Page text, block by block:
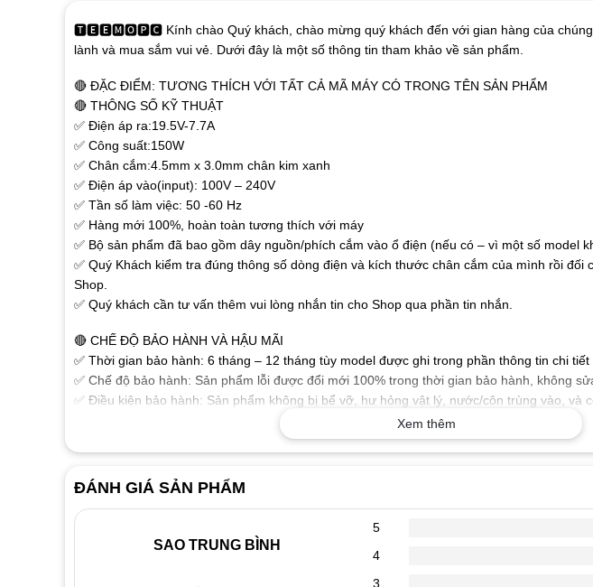
🆃🅴🅴🅼🅾🅿🅲 Kính chào Quý khách, chào mừng quý khách đến với gian hàng của chúng
lành và mua sắm vui vẻ. Dưới đây là một số thông tin tham khảo về sản phẩm.
🔴 ĐẶC ĐIỂM: TƯƠNG THÍCH VỚI TẤT CẢ MÃ MÁY CÓ TRONG TÊN SẢN PHẨM
🔴 THÔNG SỐ KỸ THUẬT
✅ Điện áp ra:19.5V-7.7A
✅ Công suất:150W
✅ Chân cắm:4.5mm x 3.0mm chân kim xanh
✅ Điện áp vào(input): 100V – 240V
✅ Tần số làm việc: 50 -60 Hz
✅ Hàng mới 100%, hoàn toàn tương thích với máy
✅ Bộ sản phẩm đã bao gồm dây nguồn/phích cắm vào ổ điện (nếu có – vì một số model
✅ Quý Khách kiểm tra đúng thông số dòng điện và kích thước chân cắm của mình rồi đối
Shop.
✅ Quý khách cần tư vấn thêm vui lòng nhắn tin cho Shop qua phần tin nhắn.
🔴 CHẾ ĐỘ BẢO HÀNH VÀ HẬU MÃI
✅ Thời gian bảo hành: 6 tháng – 12 tháng tùy model được ghi trong phần thông tin chi tiết
✅ Chế độ bảo hành: Sản phẩm lỗi được đổi mới 100% trong thời gian bảo hành, không
✅ Điều kiện bảo hành: Sản phẩm không bị bể vỡ, hư hỏng vật lý, nước/côn trùng vào, và
🔴 MỘT SỐ THÔNG TIN THAM KHẢO VỀ SẠC LAPTOP
✅ Sạc dành cho Laptop chất lượng cao đảm bảo các thông số kỹ thuật mà máy tính xách
ổn định chuẩn dòng cho Laptop của bạn làm việc tốt nhất.
✅ Sạc được sản xuất theo tiêu chuẩn cho chất lượng sạc tốt, dòng diện an toàn, chống
hưởng xấu đến thiết bị.
✅ Tính năng bảo vệ Laptop nếu điện áp không chính xác, đoản mạch hoặc quá nóng.
✅ Vật liệu cấu tạo tốt, độ bền cao với vỏ nhựa chắc chắn, chống oxi hóa, chống chịu va
Xem thêm
ĐÁNH GIÁ SẢN PHẨM
SAO TRUNG BÌNH
5
4
3